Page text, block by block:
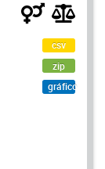
csv
zip
gráfico